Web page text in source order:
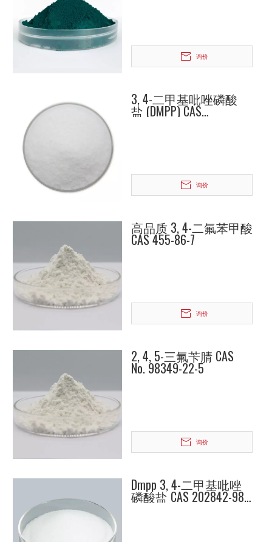
询价
3, 4-二甲基吡唑磷酸
盐 (DMPP) CAS
202842-98-6
询价
高品质 3, 4-二氟苯甲酸
CAS 455-86-7
询价
2, 4, 5-三氟苄腈 CAS
No. 98349-22-5
询价
Dmpp 3, 4-二甲基吡唑
磷酸盐 CAS 202842-98-
6